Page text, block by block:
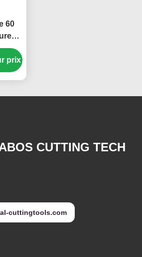
60
prix
CUTTING TECH
cuttingtools.com